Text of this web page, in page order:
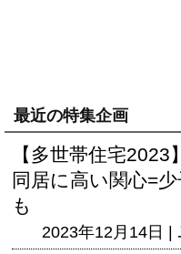
最近の特集企画
【多世帯住宅
同居に高い関心=
も
2023年12月14日 |